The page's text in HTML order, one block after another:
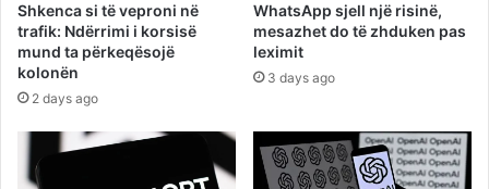
Shkenca si të veproni në
trafik: Ndërrimi i korsisë
mund ta përkeqësojë
kolonën
2 days ago
WhatsApp sjell një risinë,
mesazhet do të zhduken pas
leximit
3 days ago